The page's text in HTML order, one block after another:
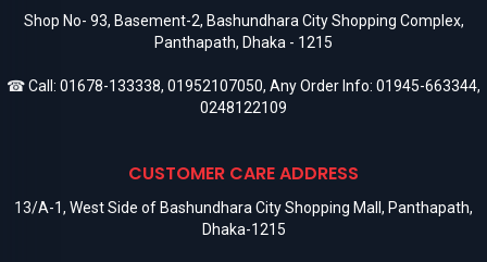
Shop No- 93, Basement-2, Bashundhara City Shopping Complex,
Panthapath, Dhaka - 1215
☎ Call: 01678-133338, 01952107050, Any Order Info: 01945-663344,
0248122109
CUSTOMER CARE ADDRESS
13/A-1, West Side of Bashundhara City Shopping Mall, Panthapath,
Dhaka-1215